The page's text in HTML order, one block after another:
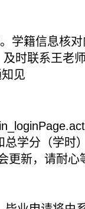
学籍信息核
及时联系王老师
见
学分（学时
更新，请耐心